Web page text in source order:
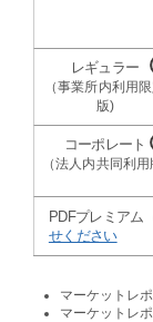
PDFプレミアム
せください
マーケットレ
マーケットレ